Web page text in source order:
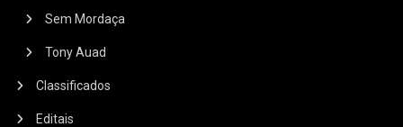
Sem Mordaça
Tony Auad
Classificados
Editais